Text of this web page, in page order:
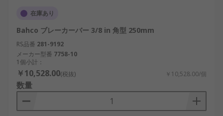
在庫あり
Bahco ブレーカーバー 3/8 in 角型 250mm
RS品番 281-9192
メーカー型番 7758-10
1個小計：
￥10,528.00(税抜) ￥10,528.00/個
数量